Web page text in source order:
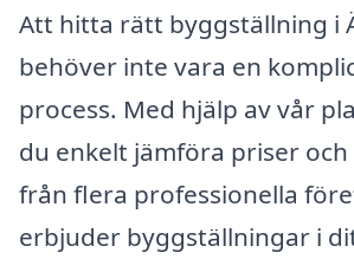
Att hitta rätt byggställning i
behöver inte vara en
process. Med hjälp av vår
du enkelt jämföra priser
från flera professionella
erbjuder byggställningar i